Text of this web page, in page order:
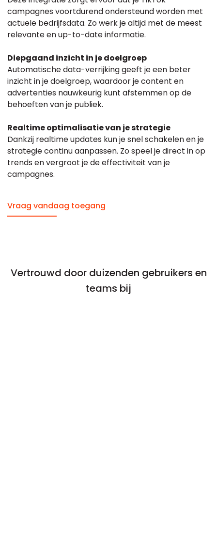
campagnes voortdurend ondersteund worden met
actuele bedrijfsdata. Zo werk je altijd met de meest
relevante en up-to-date informatie.
Diepgaand inzicht in je doelgroep
Automatische data-verrijking geeft je een beter
inzicht in je doelgroep, waardoor je content en
advertenties nauwkeurig kunt afstemmen op de
behoeften van je publiek.
Realtime optimalisatie van je strategie
Dankzij realtime updates kun je snel schakelen en je
strategie continu aanpassen. Zo speel je direct in op
trends en vergroot je de effectiviteit van je
campagnes.
Vraag vandaag toegang
Vertrouwd door duizenden gebruikers en
teams bij